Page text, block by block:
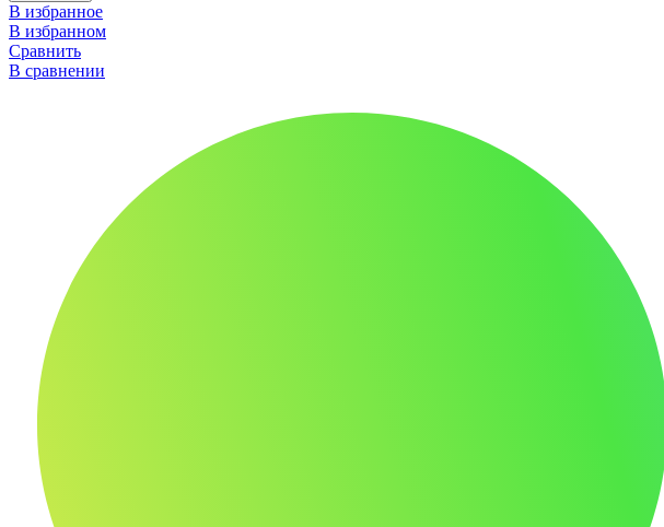
В избранное
В избранном
Сравнить
В сравнении